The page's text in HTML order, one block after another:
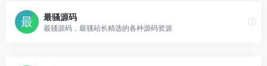
最骚源码
最骚源码，最骚站长精选的各种源码资源